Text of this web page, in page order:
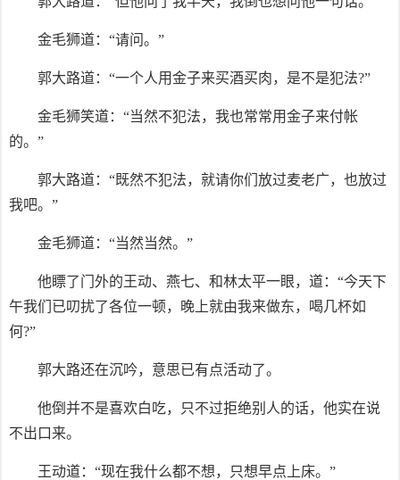
金毛狮道：“请问。”
郭大路道：“一个人用金子来买酒买肉，是不是犯法?”
金毛狮笑道：“当然不犯法，我也常常用金子来付帐
的。”
郭大路道：“既然不犯法，就请你们放过麦老广，也放过
我吧。”
金毛狮道：“当然当然。”
他瞟了门外的王动、燕七、和林太平一眼，道：“今天下
午我们已叨扰了各位一顿，晚上就由我来做东，喝几杯如
何?”
郭大路还在沉吟，意思已有点活动了。
他倒并不是喜欢白吃，只不过拒绝别人的话，他实在说
不出口来。
王动道：“现在我什么都不想，只想早点上床。”